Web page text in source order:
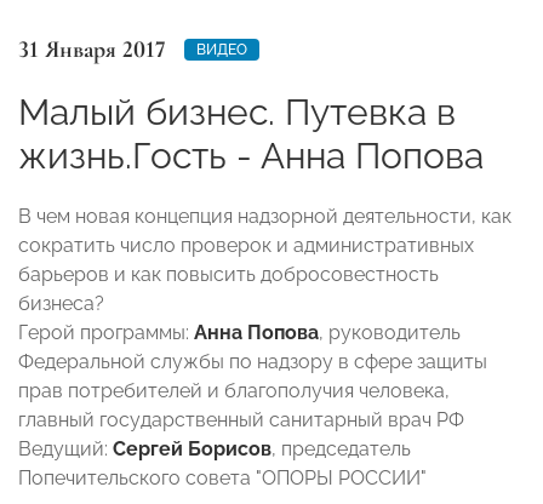
31 Января 2017 ВИДЕО
Малый бизнес. Путевка в
жизнь.Гость - Анна Попова
В чем новая концепция надзорной деятельности, как
сократить число проверок и административных
барьеров и как повысить добросовестность
бизнеса?
Герой программы: Анна Попова, руководитель
Федеральной службы по надзору в сфере защиты
прав потребителей и благополучия человека,
главный государственный санитарный врач РФ
Ведущий: Сергей Борисов, председатель
Попечительского совета "ОПОРЫ РОССИИ"